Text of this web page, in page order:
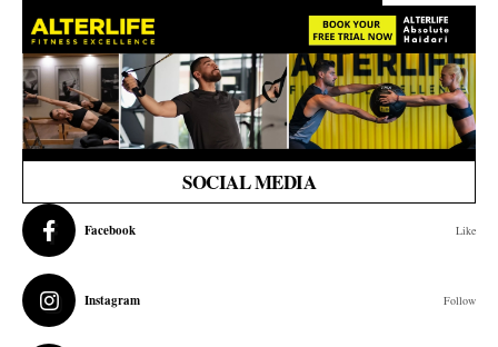
SOCIAL MEDIA
Facebook Like
Instagram Follow